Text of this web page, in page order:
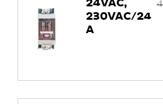
24VAC,
230VAC/24
A